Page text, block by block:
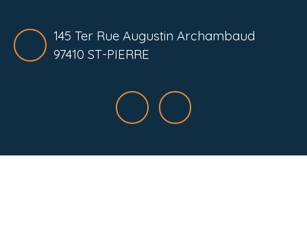
145 Ter Rue Augustin Archambaud
97410 ST-PIERRE